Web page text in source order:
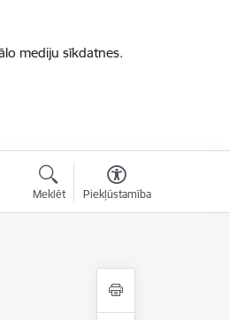
mediju sīkdatnes.
Meklēt Piekļūstamība